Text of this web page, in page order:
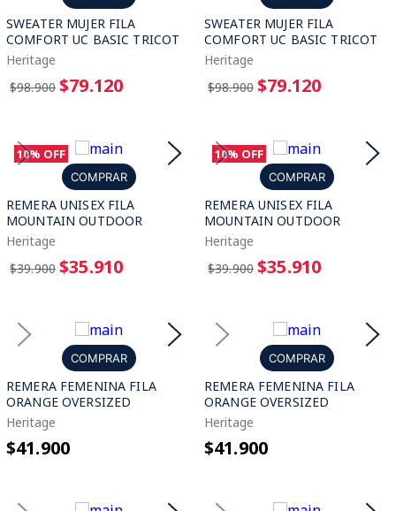
SWEATER MUJER FILA
COMFORT UC BASIC TRICOT
Heritage
$98.900 $79.120
SWEATER MUJER FILA
COMFORT UC BASIC TRICOT
Heritage
$98.900 $79.120
10% OFF
COMPRAR
REMERA UNISEX FILA
MOUNTAIN OUTDOOR
Heritage
$39.900 $35.910
10% OFF
COMPRAR
REMERA UNISEX FILA
MOUNTAIN OUTDOOR
Heritage
$39.900 $35.910
COMPRAR
REMERA FEMENINA FILA
ORANGE OVERSIZED
Heritage
$41.900
COMPRAR
REMERA FEMENINA FILA
ORANGE OVERSIZED
Heritage
$41.900